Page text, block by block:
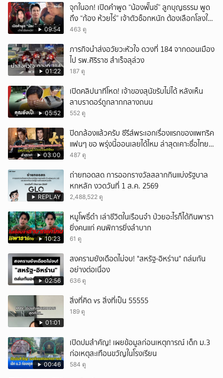
09:54
จุกในอก! เปิดคำพูด “น้องพั๊นซ์” ลูกบุญธรรม พูด
ถึง “ก้อง ห้วยไร่” เจ้าตัวช็อกหนัก ต้องเลือกโลงให้
ลูก!
463 ดู
01:22
ภารกิจนำส่งอวัยวะหัวใจ ดวงที่ 184 จากดอนเมือง
ไป รพ.ศิริราช สำเร็จลุล่วง
187 ดู
05:52
เปิดคลิปนาทีโหด! เจ้าของสุนัขรับไม่ได้ หลังเห็น
ลาบราดอร์ถูกลากกลางถนน
552 ดู
03:00
ปิดกล้องแล้วครับ ซีรีส์พระเอกเรื่องแรกของแพทริค
แฟนๆ ขอ พรุ่งนี้ออนเลยได้ไหม ล่าสุดเคาะชื่อไทย
แล้ว
487 ดู
REPLAY
ถ่ายทอดสด การออกรางวัลสลากกินแบ่งรัฐบาล
หกหลัก งวดวันที่ 1 ส.ค. 2569
2,488,522 ดู
10:23
หมูโพธิ์ดำ เล่าชีวิตในเรือนจำ ป่วยอะไรก็ได้กินพารา
ยิ่งคนแก่ คนพิการยิ่งลำบาก
61 ดู
02:56
สงครามยังเดือดไม่จบ! "สหรัฐ-อิหร่าน" ถล่มกัน
อย่างต่อเนื่อง
636 ดู
01:01
สิ่งที่คิด vs สิ่งที่เป็น 55555
189 ดู
00:46
เปิดปมสำคัญ! เผยข้อมูลก่อนเหตุการณ์ เด็ก ม.3
ก่อเหตุสะเทือนขวัญในโรงเรียน
584 ดู